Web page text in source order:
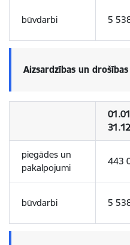
būvdarbi 5
Aizsardzības un
piegādes un
pakalpojumi
443
būvdarbi 5